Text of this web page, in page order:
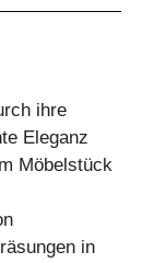
ihre
Eleganz
Möbelstück
in